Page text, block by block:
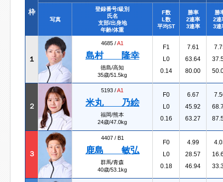
枠
写真
登録番号/級別
氏名
支部/出身地
年齢/体重
F数
L数
平均ST
勝率
2連率
3連率
勝
2連
3連
１
4685 /A1
島村 隆幸
徳島/高知
35歳/51.5kg
F1
L0
0.14
7.61
63.64
80.00
２
5193 /A1
米丸 乃絵
福岡/熊本
24歳/47.0kg
F0
L0
0.16
6.67
45.92
63.27
３
4407 / B1
鹿島 敏弘
群馬/青森
40歳/53.1kg
F0
L0
0.18
4.99
28.57
46.94